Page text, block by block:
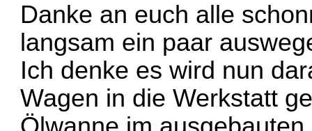
Danke an euch alle
langsam ein paar
Ich denke es wird nun
Wagen in die Werkstatt